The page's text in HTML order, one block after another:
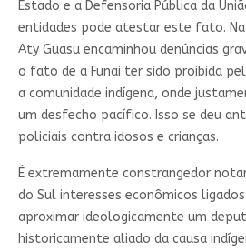
Estado e a Defensoria Pública da
entidades pode atestar este fato.
Aty Guasu encaminhou denúncias
o fato de a Funai ter sido proibida
a comunidade indígena, onde
um desfecho pacífico. Isso se deu
policiais contra idosos e crianças.
É extremamente constrangedor
do Sul interesses econômicos
aproximar ideologicamente um
historicamente aliado da causa